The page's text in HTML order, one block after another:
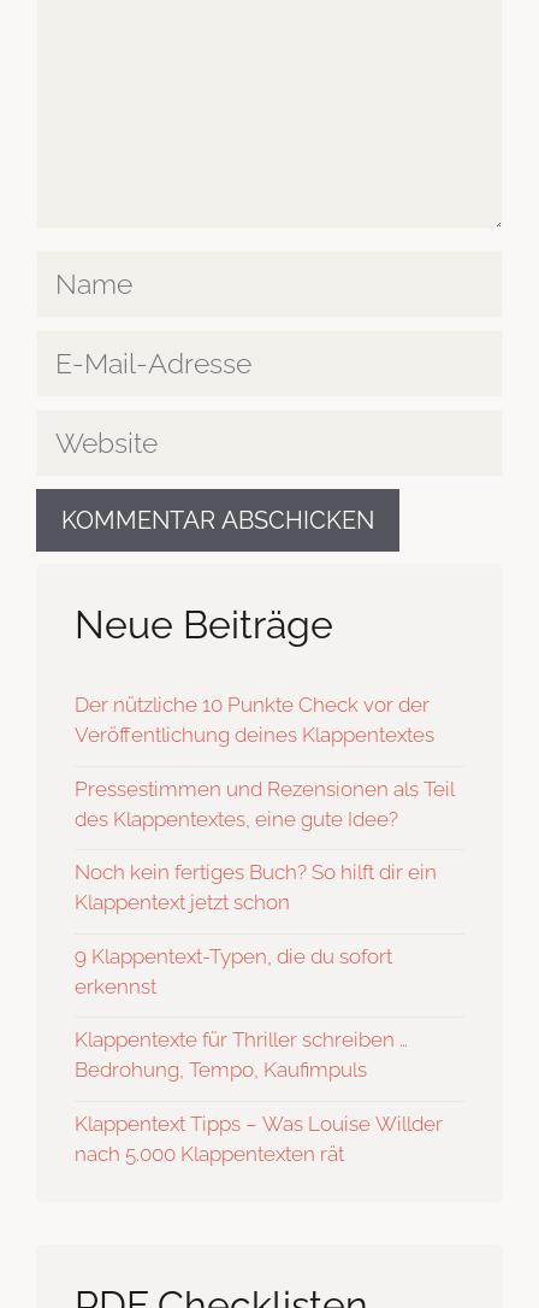
Name
E-
Adresse
Website
Neue Beiträge
Der nützliche 10 Punkte Check vor der
Veröffentlichung deines Klappentextes
Pressestimmen und Rezensionen als Teil
des Klappentextes, eine gute Idee?
Noch kein fertiges Buch? So hilft dir ein
Klappentext jetzt schon
9 Klappentext-Typen, die du sofort
erkennst
Klappentexte für Thriller schreiben …
Bedrohung, Tempo, Kaufimpuls
Klappentext Tipps – Was Louise Willder
nach 5.000 Klappentexten rät